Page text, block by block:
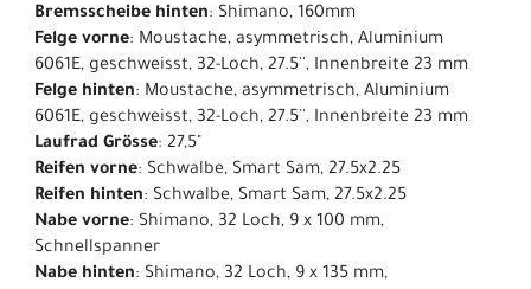
Bremsscheibe hinten: Shimano, 160mm
Felge vorne: Moustache, asymmetrisch, Aluminium
6061E, geschweisst, 32-Loch, 27.5'', Innenbreite 23 mm
Felge hinten: Moustache, asymmetrisch, Aluminium
6061E, geschweisst, 32-Loch, 27.5'', Innenbreite 23 mm
Laufrad Grösse: 27,5"
Reifen vorne: Schwalbe, Smart Sam, 27.5x2.25
Reifen hinten: Schwalbe, Smart Sam, 27.5x2.25
Nabe vorne: Shimano, 32 Loch, 9 x 100 mm,
Schnellspanner
Nabe hinten: Shimano, 32 Loch, 9 x 135 mm,